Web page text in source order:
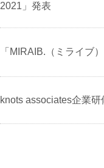
2021」発表
「MIRAIB.（ミライブ
knots associates企業研